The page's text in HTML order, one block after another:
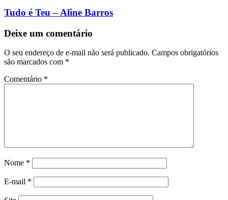
Tudo é Teu – Aline Barros
Deixe um comentário
O seu endereço de e-mail não será publicado. Campos obrigatórios
são marcados com *
Comentário *
Nome *
E-mail *